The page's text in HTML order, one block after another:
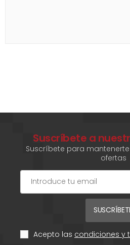
Suscríbete a
Suscríbete para
ofertas
Acepto las condiciones y